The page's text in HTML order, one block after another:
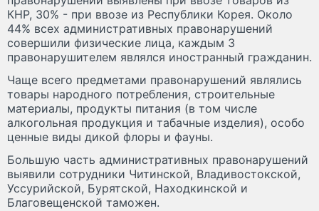
КНР, 30% - при ввозе из Республики Корея. Около
44% всех административных правонарушений
совершили физические лица, каждым 3
правонарушителем являлся иностранный гражданин.
Чаще всего предметами правонарушений являлись
товары народного потребления, строительные
материалы, продукты питания (в том числе
алкогольная продукция и табачные изделия), особо
ценные виды дикой флоры и фауны.
Большую часть административных правонарушений
выявили сотрудники Читинской, Владивостокской,
Уссурийской, Бурятской, Находкинской и
Благовещенской таможен.